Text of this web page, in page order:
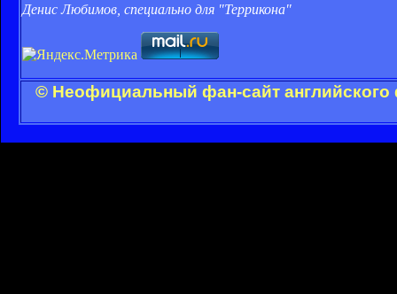
Денис Любимов, специально для "Террикона"
© Неофициальный фан-сайт английского